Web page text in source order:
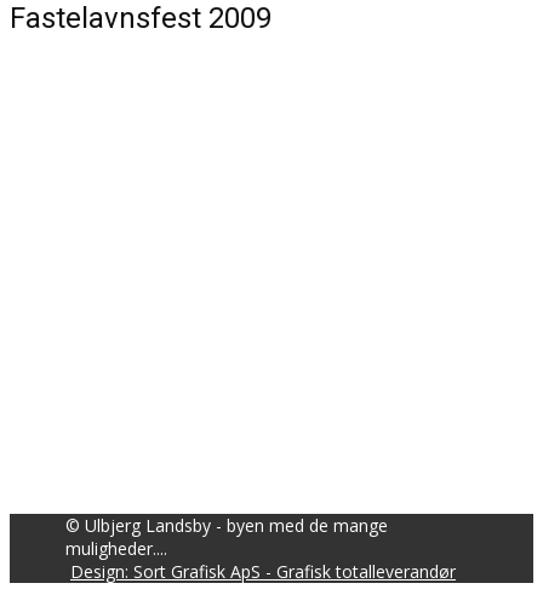
Fastelavnsfest 2009
© Ulbjerg Landsby - byen med de mange
muligheder....
Design: Sort Grafisk ApS - Grafisk totalleverandør